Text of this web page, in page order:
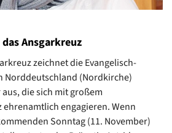
Ansgarkreuz
zeichnet die Evangelisch-
Norddeutschland (Nordkirche)
die sich mit großem
engagieren. Wenn
Sonntag (11. November)